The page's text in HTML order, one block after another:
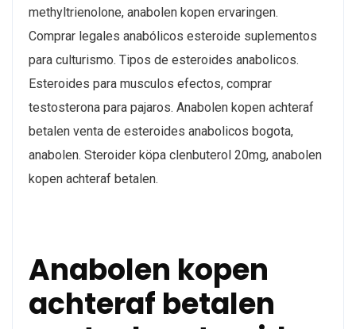
methyltrienolone, anabolen kopen ervaringen.
Comprar legales anabólicos esteroide suplementos
para culturismo. Tipos de esteroides anabolicos.
Esteroides para musculos efectos, comprar
testosterona para pajaros. Anabolen kopen achteraf
betalen venta de esteroides anabolicos bogota,
anabolen. Steroider köpa clenbuterol 20mg, anabolen
kopen achteraf betalen.
Anabolen kopen
achteraf betalen